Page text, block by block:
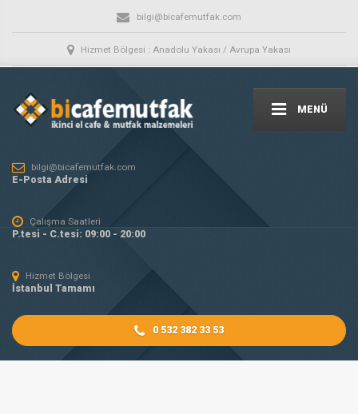
bilgi@bicafemutfak.com
Hizmet Bölgesi : Anadolu Yakası / Avrupa Yakası
MENÜ
bilgi@bicafemutfak.com
E-Posta Adresi
Çalışma Saatleri
P.tesi - C.tesi: 09:00 - 20:00
Hizmet Bölgesi
İstanbul Tamamı
0 532 382 33 53